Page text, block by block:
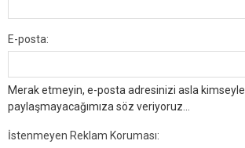
E-posta:
Merak etmeyin, e-posta adresinizi asla kimseyle
paylaşmayacağımıza söz veriyoruz...
İstenmeyen Reklam Koruması: